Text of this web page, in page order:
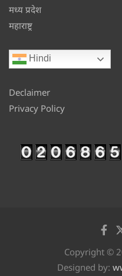
मध्य प्रदेश
महाराष्ट्र
Hindi
Declaimer
Privacy Policy
Copyright ©
Designed by: